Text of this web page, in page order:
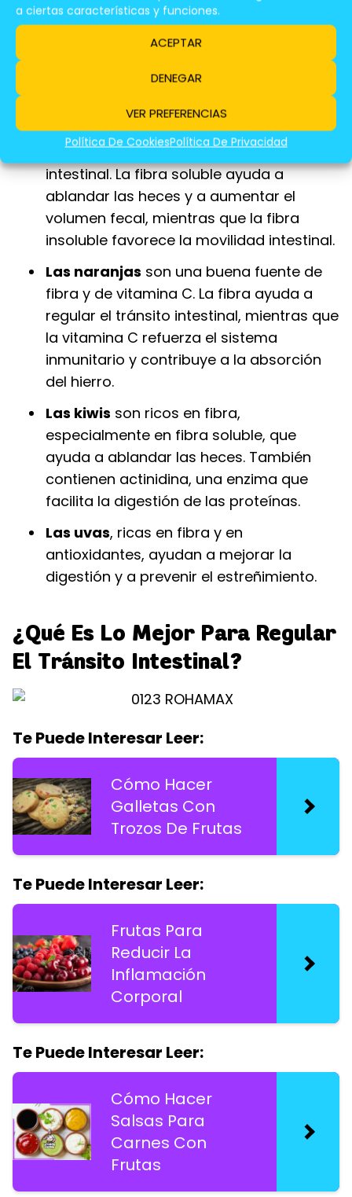
a ciertas características y funciones.
ACEPTAR
DENEGAR
VER PREFERENCIAS
Política De CookiesPolítica De Privacidad
una fuente de vitamina C, que contribuye
, gracias a su alto contenido
en fibra soluble e insoluble, son otra
excelente opción para mejorar el tránsito
intestinal. La fibra soluble ayuda a
ablandar las heces y a aumentar el
volumen fecal, mientras que la fibra
insoluble favorece la movilidad intestinal.
Las naranjas son una buena fuente de
fibra y de vitamina C. La fibra ayuda a
regular el tránsito intestinal, mientras que
la vitamina C refuerza el sistema
inmunitario y contribuye a la absorción
del hierro.
Las kiwis son ricos en fibra,
especialmente en fibra soluble, que
ayuda a ablandar las heces. También
contienen actinidina, una enzima que
facilita la digestión de las proteínas.
Las uvas, ricas en fibra y en
antioxidantes, ayudan a mejorar la
digestión y a prevenir el estreñimiento.
¿Qué Es Lo Mejor Para Regular
El Tránsito Intestinal?
Te Puede Interesar Leer:
Cómo Hacer
Galletas Con
Trozos De Frutas
Te Puede Interesar Leer:
Frutas Para
Reducir La
Inflamación
Corporal
Te Puede Interesar Leer:
Cómo Hacer
Salsas Para
Carnes Con
Frutas